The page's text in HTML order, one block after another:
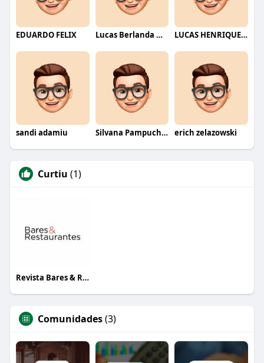
EDUARDO FELIX Lucas Berlanda Moraes LUCAS HENRIQUE RIBEIRO
sandi adamiu Silvana Pampuch Andreata erich zelazowski
Curtiu (1)
Revista Bares & Restaurantes
Comunidades(3)